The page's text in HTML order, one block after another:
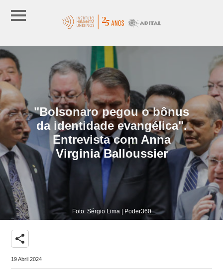
"Bolsonaro pegou o bônus
da identidade evangélica".
Entrevista com Anna
Virginia Balloussier
Foto: Sérgio Lima | Poder360
share
19 Abril 2024